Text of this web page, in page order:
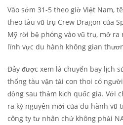
Vào sớm 31-5 theo giờ Việt Nam,
theo tàu vũ trụ Crew Dragon của
Mỹ rời bệ phóng vào vũ trụ, mở
lĩnh vực du hành không gian
Đây được xem là chuyến bay lịch
thống tàu vận tải con thoi có
động sau thảm kịch quốc gia. Với
ra kỷ nguyên mới của du hành vũ
công ty tư nhân chứ không phải